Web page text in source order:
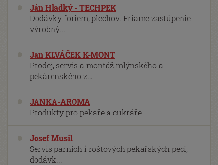
Ján Hladký - TECHPEK
Dodávky foriem, plechov. Priame zastúpenie
výrobný...
Jan KLVÁČEK K-MONT
Prodej, servis a montáž mlýnského a
pekárenského z...
JANKA-AROMA
Produkty pro pekaře a cukráře.
Josef Musil
Servis parních i roštových pekařských pecí,
dodávk...